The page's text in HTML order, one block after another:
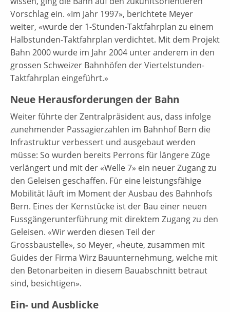
Vorschlag ein. «Im Jahr 1997», berichtete Meyer
weiter, «wurde der 1-Stunden-Taktfahrplan zu einem
Halbstunden-Taktfahrplan verdichtet. Mit dem Projekt
Bahn 2000 wurde im Jahr 2004 unter anderem in den
grossen Schweizer Bahnhöfen der Viertelstunden-
Taktfahrplan eingeführt.»
Neue Herausforderungen der Bahn
Weiter führte der Zentralpräsident aus, dass infolge
zunehmender Passagierzahlen im Bahnhof Bern die
Infrastruktur verbessert und ausgebaut werden
müsse: So wurden bereits Perrons für längere Züge
verlängert und mit der «Welle 7» ein neuer Zugang zu
den Geleisen geschaffen. Für eine leistungsfähige
Mobilität läuft im Moment der Ausbau des Bahnhofs
Bern. Eines der Kernstücke ist der Bau einer neuen
Fussgängerunterführung mit direktem Zugang zu den
Geleisen. «Wir werden diesen Teil der
Grossbaustelle», so Meyer, «heute, zusammen mit
Guides der Firma Wirz Bauunternehmung, welche mit
den Betonarbeiten in diesem Bauabschnitt betraut
sind, besichtigen».
Ein- und Ausblicke